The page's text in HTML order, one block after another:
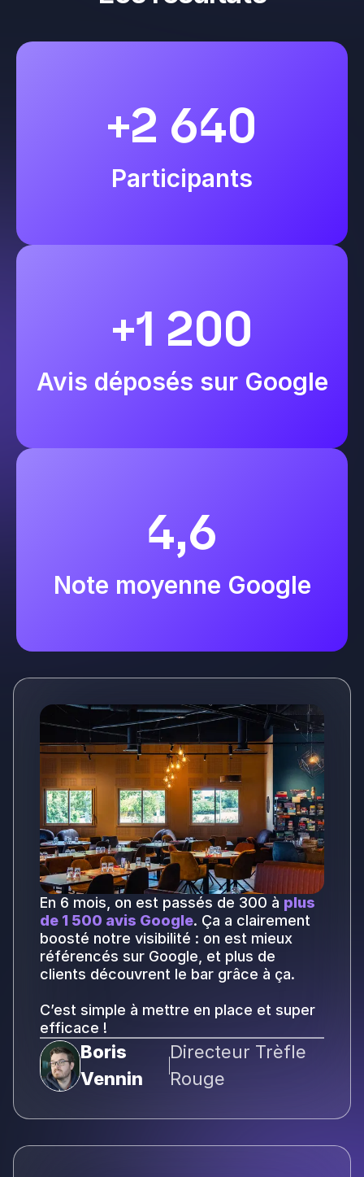
+2 640
Participants
+1 200
Avis déposés sur Google
4,6
Note moyenne Google
En 6 mois, on est passés de 300 à plus
de 1 500 avis Google. Ça a clairement
boosté notre visibilité : on est mieux
référencés sur Google, et plus de
clients découvrent le bar grâce à ça.
C’est simple à mettre en place et super
efficace !
Boris
Vennin
Directeur Trèfle
Rouge